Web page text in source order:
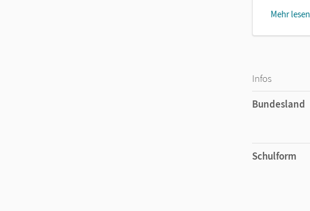
Mehr lesen
Infos
Bundesland
Schulform